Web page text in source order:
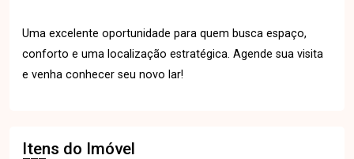
Uma excelente oportunidade para quem busca espaço,
conforto e uma localização estratégica. Agende sua visita
e venha conhecer seu novo lar!
Itens do Imóvel